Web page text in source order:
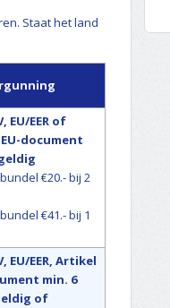
Staat het land
EU/EER of
document
€20.- bij 2
€41.- bij 1
EU/EER, Artikel
min. 6
of